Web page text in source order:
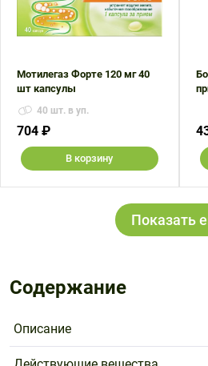
Мотилегаз Форте 120 мг 40
шт капсулы
40 шт. в уп.
704 ₽
В корзину
Показать
Содержание
Описание